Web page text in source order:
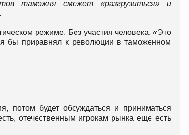
таможня сможет «разгрузиться» и
режиме. Без участия человека. «Это
бы приравнял к революции в таможенном
потом будет обсуждаться и приниматься
отечественным игрокам рынка еще есть